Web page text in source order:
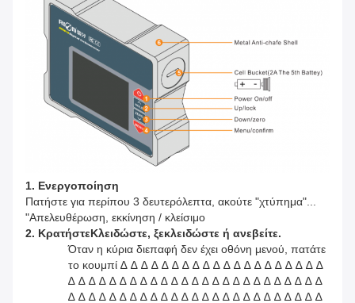
1. Ενεργοποίηση
Πατήστε για περίπου 3 δευτερόλεπτα, ακούτε "χτύπημα"...
"Απελευθέρωση, εκκίνηση / κλείσιμο
2. ΚρατήστεΚλειδώστε, ξεκλειδώστε ή ανεβείτε.
Όταν η κύρια διεπαφή δεν έχει οθόνη μενού, πατάτε
το κουμπί ∆ ∆ ∆ ∆ ∆ ∆ ∆ ∆ ∆ ∆ ∆ ∆ ∆ ∆ ∆ ∆ ∆ ∆ ∆ ∆
∆ ∆ ∆ ∆ ∆ ∆ ∆ ∆ ∆ ∆ ∆ ∆ ∆ ∆ ∆ ∆ ∆ ∆ ∆ ∆ ∆ ∆ ∆ ∆ ∆
∆ ∆ ∆ ∆ ∆ ∆ ∆ ∆ ∆ ∆ ∆ ∆ ∆ ∆ ∆ ∆ ∆ ∆ ∆ ∆ ∆ ∆ ∆ ∆ ∆